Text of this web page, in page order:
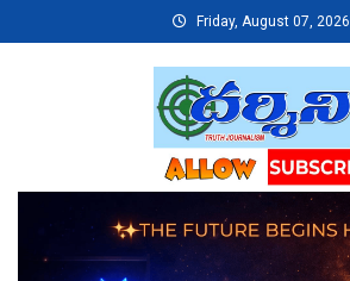
to
Friday, August 07, 2026